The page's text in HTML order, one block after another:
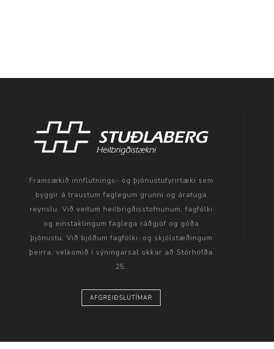
Framsækið innflutnings- og þjónustufyrirtæki sem
byggir á traustum faglegum grunni og áratuga
reynslu. Við veitum heilbrigðisstofnunum, fagfólki
og einstaklingum faglega ráðgjöf og góða
þjónustu. Við bjóðum fagfólki, og skjólstæðingum
þeirra, velkomið í sýningarsal okkar að Stórhöfða
25.
AFGREIÐSLUTÍMAR